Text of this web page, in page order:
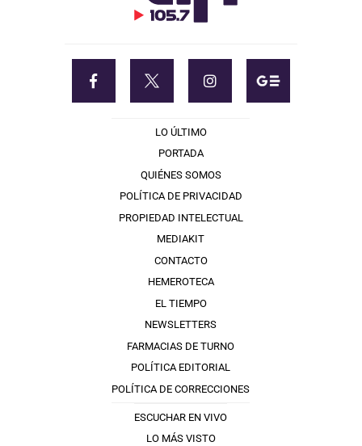
LO ÚLTIMO
PORTADA
QUIÉNES SOMOS
POLÍTICA DE PRIVACIDAD
PROPIEDAD INTELECTUAL
MEDIAKIT
CONTACTO
HEMEROTECA
EL TIEMPO
NEWSLETTERS
FARMACIAS DE TURNO
POLÍTICA EDITORIAL
POLÍTICA DE CORRECCIONES
ESCUCHAR EN VIVO
LO MÁS VISTO